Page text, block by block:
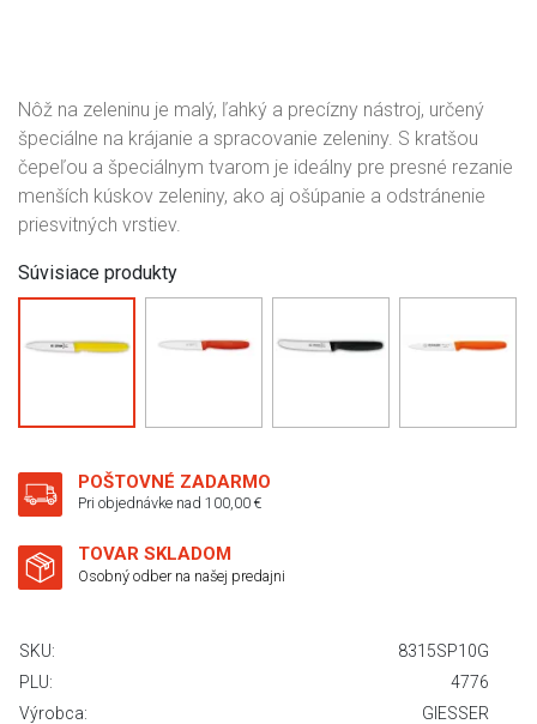
Nôž na zeleninu je malý, ľahký a precízny nástroj, určený
špeciálne na krájanie a spracovanie zeleniny. S kratšou
čepeľou a špeciálnym tvarom je ideálny pre presné rezanie
menších kúskov zeleniny, ako aj ošúpanie a odstránenie
priesvitných vrstiev.
Súvisiace produkty
POŠTOVNÉ ZADARMO
Pri objednávke nad 100,00 €
TOVAR SKLADOM
Osobný odber na našej predajni
SKU:
8315SP10G
PLU:
4776
Výrobca:
GIESSER